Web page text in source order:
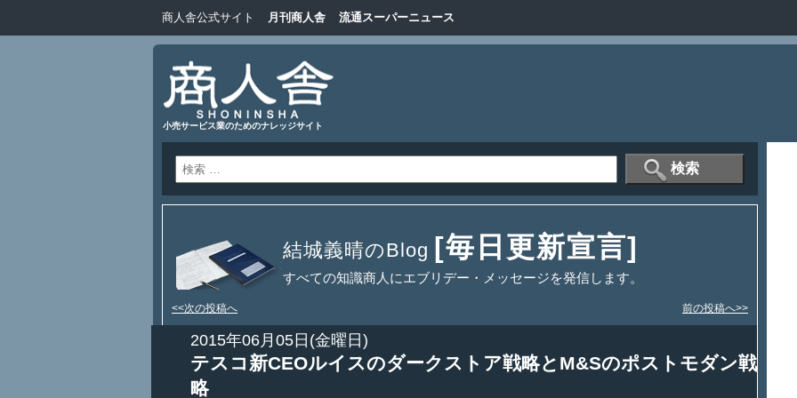
商人舎公式サイト 月刊商人舎 流通スーパーニュース
小売サービス業のためのナレッジサイト
結城義晴のBlog [毎日更新宣言]
すべての知識商人にエブリデー・メッセージを発信します。
<<次の投稿へ 前の投稿へ>>
2015年06月05日(金曜日)
テスコ新CEOルイスのダークストア戦略とM&Sのポストモダン戦
略